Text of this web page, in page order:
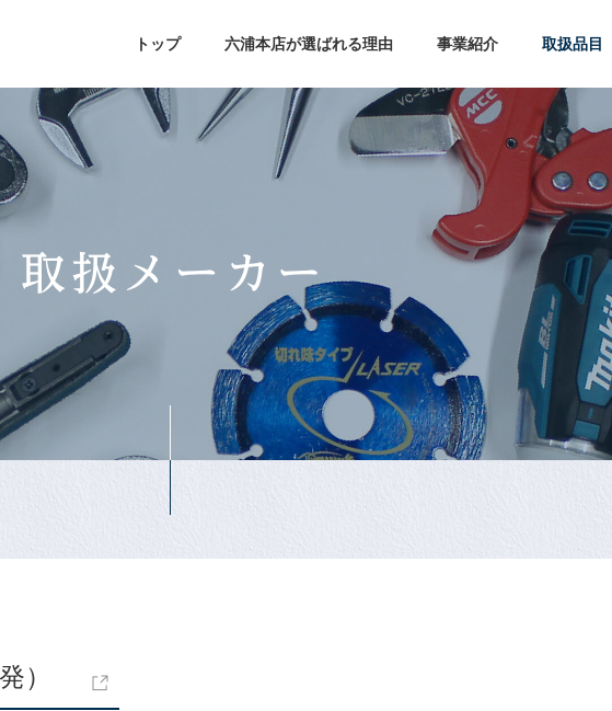
トップ 六浦本店が選ばれる理由 事業紹介 取扱品目
）